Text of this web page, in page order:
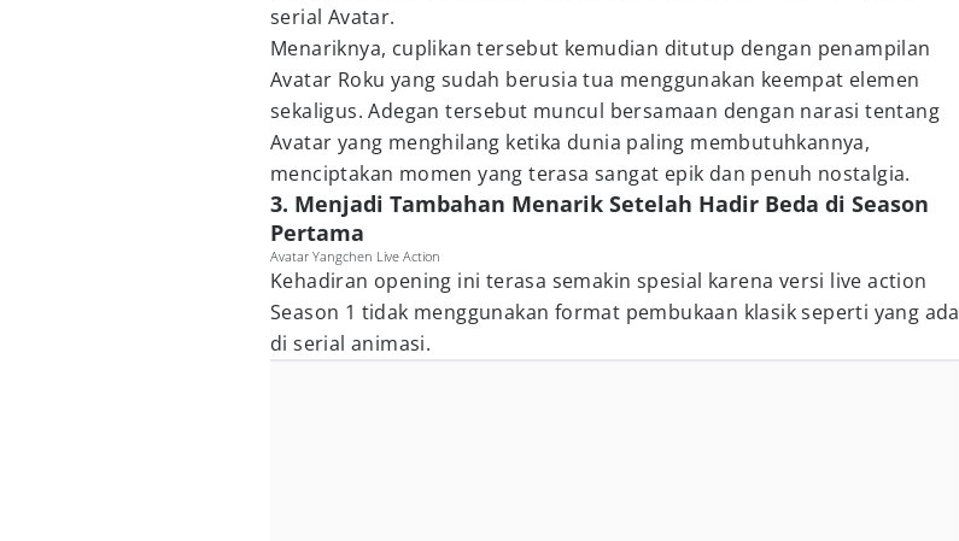
serial Avatar.
Menariknya, cuplikan tersebut kemudian ditutup dengan penampilan
Avatar Roku yang sudah berusia tua menggunakan keempat elemen
sekaligus. Adegan tersebut muncul bersamaan dengan narasi tentang
Avatar yang menghilang ketika dunia paling membutuhkannya,
menciptakan momen yang terasa sangat epik dan penuh nostalgia.
3. Menjadi Tambahan Menarik Setelah Hadir Beda di Season
Pertama
Avatar Yangchen Live Action
Kehadiran opening ini terasa semakin spesial karena versi live action
Season 1 tidak menggunakan format pembukaan klasik seperti yang ada
di serial animasi.